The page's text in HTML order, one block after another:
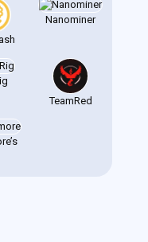
Nanominer
TeamRed